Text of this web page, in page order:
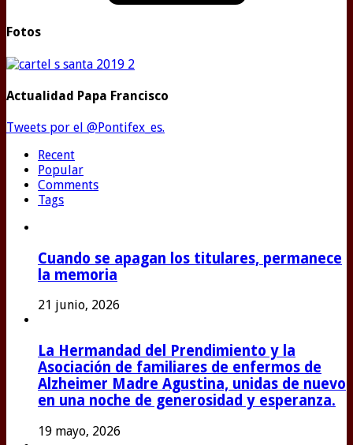
Fotos
Actualidad Papa Francisco
Tweets por el @Pontifex_es.
Recent
Popular
Comments
Tags
Cuando se apagan los titulares, permanece
la memoria
21 junio, 2026
La Hermandad del Prendimiento y la
Asociación de familiares de enfermos de
Alzheimer Madre Agustina, unidas de nuevo
en una noche de generosidad y esperanza.
19 mayo, 2026